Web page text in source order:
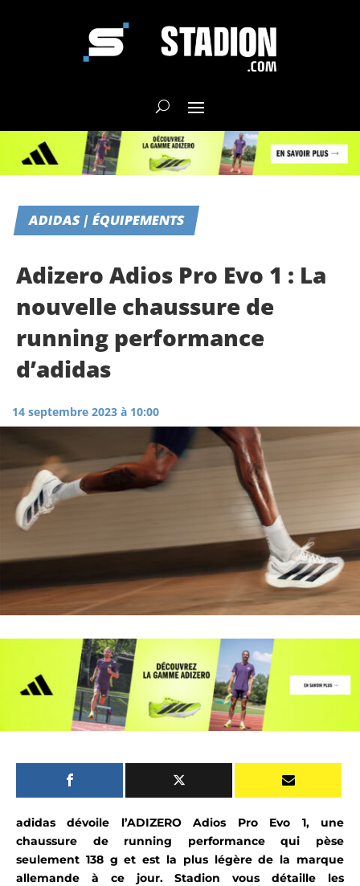
ADIDAS | ÉQUIPEMENTS
Adizero Adios Pro Evo 1 : La
nouvelle chaussure de
running performance
d’adidas
14 septembre 2023 à 10:00
adidas dévoile l’ADIZERO Adios Pro Evo 1, une
chaussure de running performance qui pèse
seulement 138 g et est la plus légère de la marque
allemande à ce jour. Stadion vous détaille les